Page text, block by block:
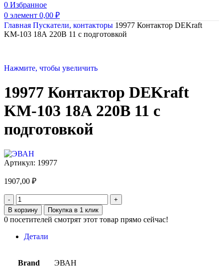
0 Избранное
0 элемент 0,00 ₽
Главная Пускатели, контакторы 19977 Контактор DEKraft
KM-103 18А 220В 11 с подготовкой
Нажмите, чтобы увеличить
19977 Контактор DEKraft
KM-103 18А 220В 11 с
подготовкой
Артикул: 19977
1907,00 ₽
В корзину Покупка в 1 клик
0 посетителей смотрят этот товар прямо сейчас!
Детали
Brand ЭВАН